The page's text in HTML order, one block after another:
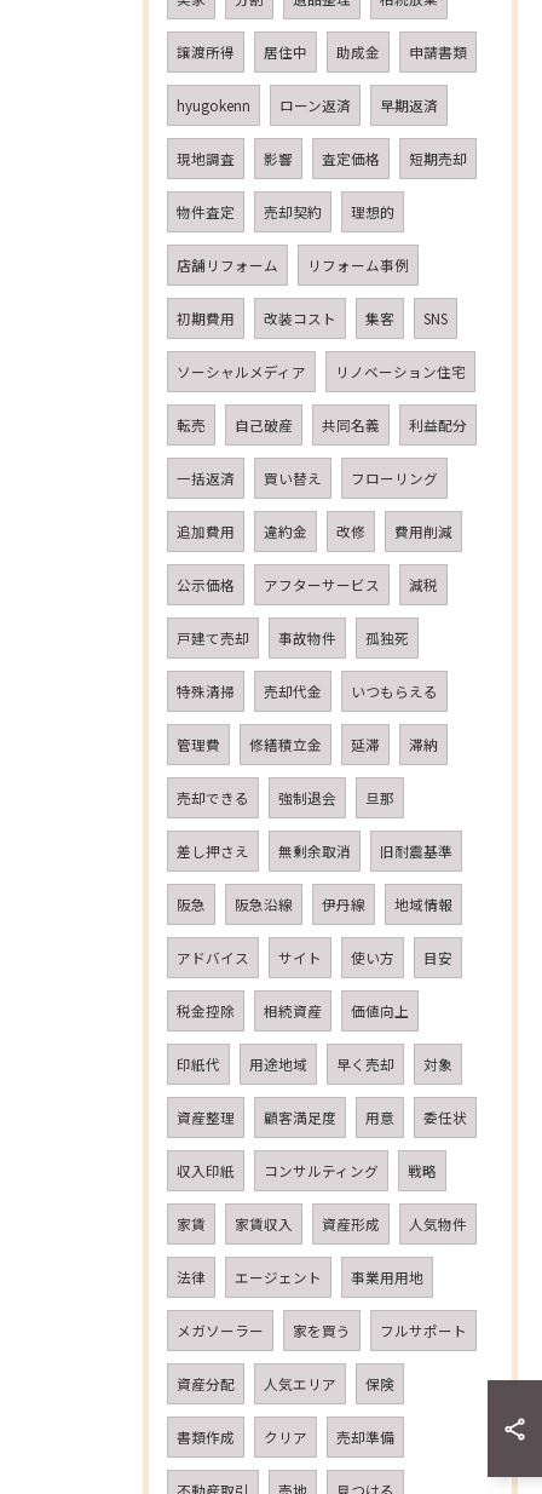
譲渡所得 居住中 助成金 申請書類
hyugokenn ローン返済 早期返済
現地調査 影響 査定価格 短期売却
物件査定 売却契約 理想的
店舗リフォーム リフォーム事例
初期費用 改装コスト 集客 SNS
ソーシャルメディア リノベーション住宅
転売 自己破産 共同名義 利益配分
一括返済 買い替え フローリング
追加費用 違約金 改修 費用削減
公示価格 アフターサービス 減税
戸建て売却 事故物件 孤独死
特殊清掃 売却代金 いつもらえる
管理費 修繕積立金 延滞 滞納
売却できる 強制退会 旦那
差し押さえ 無剰余取消 旧耐震基準
阪急 阪急沿線 伊丹線 地域情報
アドバイス サイト 使い方 目安
税金控除 相続資産 価値向上
印紙代 用途地域 早く売却 対象
資産整理 顧客満足度 用意 委任状
収入印紙 コンサルティング 戦略
家賃 家賃収入 資産形成 人気物件
法律 エージェント 事業用用地
メガソーラー 家を買う フルサポート
資産分配 人気エリア 保険
書類作成 クリア 売却準備